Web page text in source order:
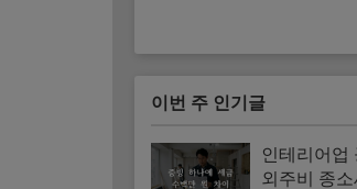
이번 주 인기글
인테리어업
외주비 종